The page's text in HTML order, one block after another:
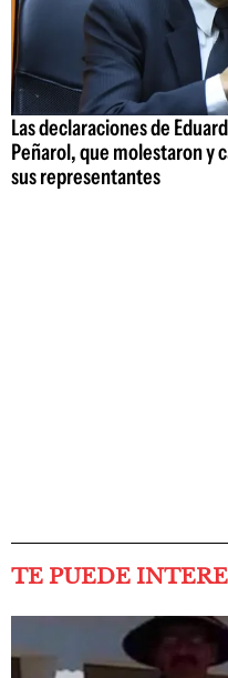
Las declaraciones de
Peñarol, que molestaron y
sus representantes
TE PUEDE